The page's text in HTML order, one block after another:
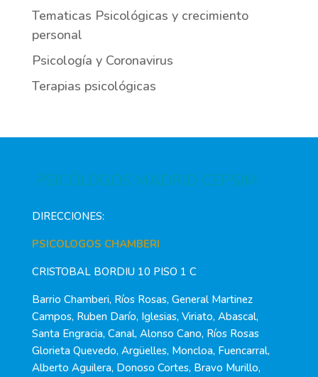
Tematicas Psicológicas y crecimiento
personal
Psicología y Coronavirus
Terapias psicológicas
PSICÓLOGOS MADRID CEPSIM
DIRECCIONES:
PSICOLOGOS CHAMBERI
CRISTOBAL BORDIU 10 PISO 1 C
Barrio Chamberi, Ríos Rosas, General Martinez
Campos, Ruben Darío, Iglesias, Viriato, Abascal,
Santa Engracia, Canal, Alonso Cano, Ríos Rosas
Glorieta Quevedo, Argüelles, Moncloa, Fuencarral,
Alberto Aguilera, Donoso Cortes, Bravo Murillo,